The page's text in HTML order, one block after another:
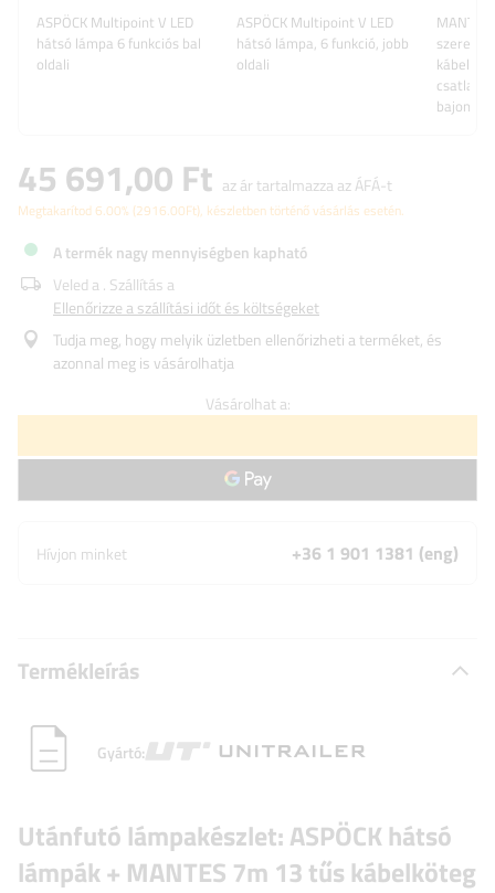
ASPÖCK Multipoint V LED
hátsó lámpa 6 funkciós bal
oldali
ASPÖCK Multipoint V LED
hátsó lámpa, 6 funkció, jobb
oldali
45 691,00 Ft az ár tartalmazza az ÁFÁ-t
Megtakarítod 6.00% (2916.00Ft), készletben történő vásárlás esetén.
A termék nagy mennyiségben kapható
Veled a. Szállítás a
Ellenőrizze a szállítási időt és költségeket
Tudja meg, hogy melyik üzletben ellenőrizheti a terméket, és
azonnal meg is vásárolhatja
Vásárolhat a:
Hívjon minket +36 1 901 1381 (eng)
Termékleírás
Gyártó:
Utánfutó lámpakészlet:ASPÖCKhátsó
lámpák + MANTES 7m 13 tűs kábelköteg